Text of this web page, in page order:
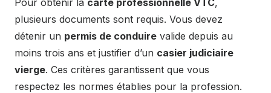
plusieurs documents sont requis. Vous devez
détenir un permis de conduire valide depuis au
moins trois ans et justifier d’un casier judiciaire
vierge. Ces critères garantissent que vous
respectez les normes établies pour la profession.